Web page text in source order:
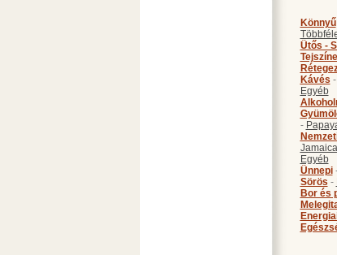
Könnyű
Ütős -
Kávés -
Egyéb
-
Jamaica
Egyéb
Ünnepi
Sörös -
Bor és